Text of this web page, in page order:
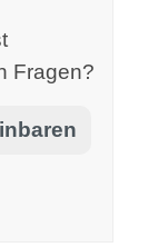
Fragen?